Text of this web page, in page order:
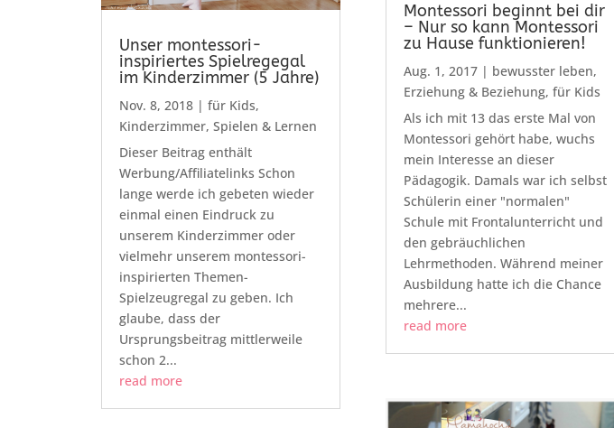
Unser montessori-
inspiriertes Spielregegal
im Kinderzimmer (5 Jahre)
Nov. 8, 2018| für Kids,
Kinderzimmer, Spielen & Lernen
Dieser Beitrag enthält
Werbung/Affiliatelinks Schon
lange werde ich gebeten wieder
einmal einen Eindruck zu
unserem Kinderzimmer oder
vielmehr unserem montessori-
inspirierten Themen-
Spielzeugregal zu geben. Ich
glaube, dass der
Ursprungsbeitrag mittlerweile
schon 2...
read more
Montessori beginnt bei dir
– Nur so kann Montessori
zu Hause funktionieren!
Aug. 1, 2017| bewusster leben,
Erziehung & Beziehung, für Kids
Als ich mit 13 das erste Mal von
Montessori gehört habe, wuchs
mein Interesse an dieser
Pädagogik. Damals war ich selbst
Schülerin einer "normalen"
Schule mit Frontalunterricht und
den gebräuchlichen
Lehrmethoden. Während meiner
Ausbildung hatte ich die Chance
mehrere...
read more